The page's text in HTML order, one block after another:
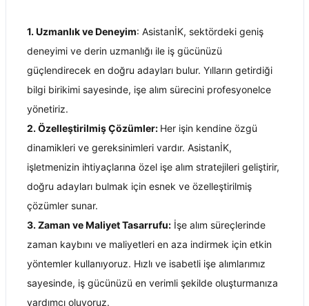
1. Uzmanlık ve Deneyim: AsistanİK, sektördeki geniş
deneyimi ve derin uzmanlığı ile iş gücünüzü
güçlendirecek en doğru adayları bulur. Yılların getirdiği
bilgi birikimi sayesinde, işe alım sürecini profesyonelce
yönetiriz.
2. Özelleştirilmiş Çözümler: Her işin kendine özgü
dinamikleri ve gereksinimleri vardır. AsistanİK,
işletmenizin ihtiyaçlarına özel işe alım stratejileri geliştirir,
doğru adayları bulmak için esnek ve özelleştirilmiş
çözümler sunar.
3. Zaman ve Maliyet Tasarrufu: İşe alım süreçlerinde
zaman kaybını ve maliyetleri en aza indirmek için etkin
yöntemler kullanıyoruz. Hızlı ve isabetli işe alımlarımız
sayesinde, iş gücünüzü en verimli şekilde oluşturmanıza
yardımcı oluyoruz.